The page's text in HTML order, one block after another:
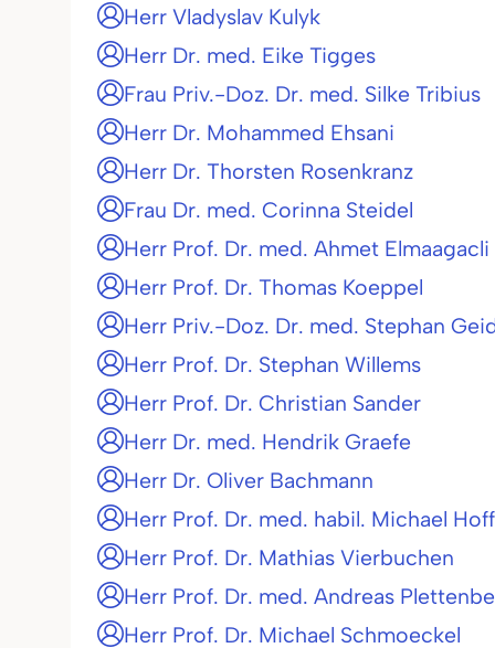
Herr Vladyslav Kulyk
Herr Dr. med. Eike Tigges
Frau Priv.-Doz. Dr. med. Silke Tribius
Herr Dr. Mohammed Ehsani
Herr Dr. Thorsten Rosenkranz
Frau Dr. med. Corinna Steidel
Herr Prof. Dr. med. Ahmet Elmaagacli
Herr Prof. Dr. Thomas Koeppel
Herr Priv.-Doz. Dr. med. Stephan
Herr Prof. Dr. Stephan Willems
Herr Prof. Dr. Christian Sander
Herr Dr. med. Hendrik Graefe
Herr Dr. Oliver Bachmann
Herr Prof. Dr. med. habil. Michael
Herr Prof. Dr. Mathias Vierbuchen
Herr Prof. Dr. med. Andreas
Herr Prof. Dr. Michael Schmoeckel